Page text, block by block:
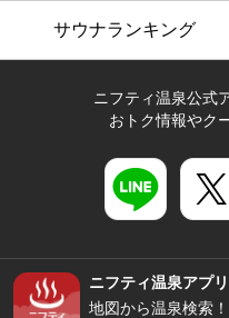
サウナランキング
ニフティ温泉公式
おトク情報やク
ニフティ温泉アプリ
地図から温泉検索